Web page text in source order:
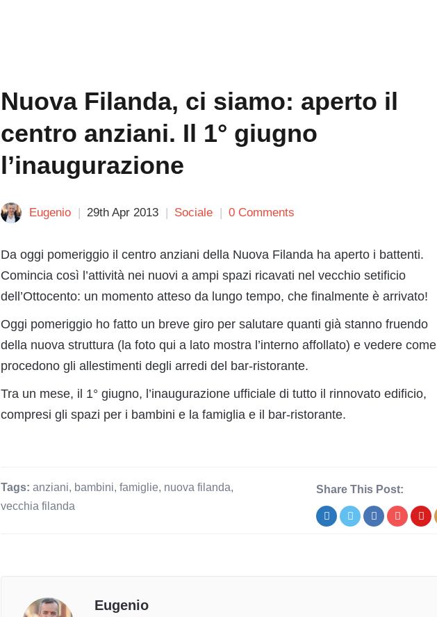
Nuova Filanda, ci siamo: aperto il
centro anziani. Il 1° giugno
l’inaugurazione
Eugenio 29th Apr 2013 Sociale 0 Comments
Da oggi pomeriggio il centro anziani della Nuova Filanda ha aperto i battenti.
Comincia così l’attività nei nuovi a ampi spazi ricavati nel vecchio setificio
dell’Ottocento: un momento atteso da lungo tempo, che finalmente è arrivato!
Oggi pomeriggio ho fatto un breve giro per salutare quanti già stanno fruendo
della nuova struttura (la foto qui a lato mostra l’interno affollato) e vedere come
procedono gli allestimenti degli arredi del bar-ristorante.
Tra un mese, il 1° giugno, l’inaugurazione ufficiale di tutto il rinnovato edificio,
compresi gli spazi per i bambini e la famiglia e il bar-ristorante.
Tags: anziani, bambini, famiglie, nuova filanda,
vecchia filanda
Share This Post:
Eugenio